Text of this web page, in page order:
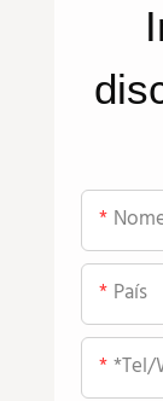
País
*tel/